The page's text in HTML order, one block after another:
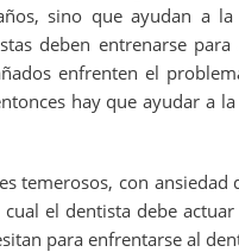
sino que ayudan a
deben entrenarse
enfrenten el
hay que ayudar a
temerosos, con
el dentista debe
para enfrentarse al